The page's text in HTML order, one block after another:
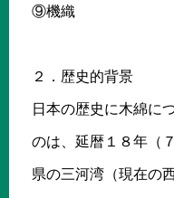
⑨機織
２．歴史的背景
日本の歴史に木綿に
のは、延暦１８年（
県の三河湾（現在の